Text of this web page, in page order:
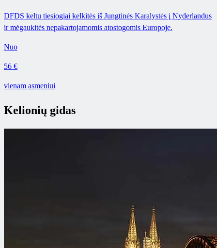
DFDS keltu tiesiogiai kelkitės iš Jungtinės Karalystės į Nyderlandus
ir mėgaukitės nepakartojamomis atostogomis Europoje.
Nuo
56 €
vienam asmeniui
Kelionių gidas